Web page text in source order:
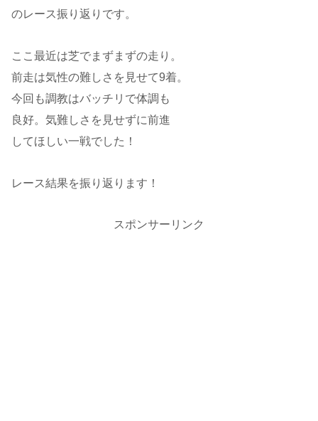
のレース振り返りです。
ここ最近は芝でまずまずの走り。
前走は気性の難しさを見せて9着。
今回も調教はバッチリで体調も
良好。気難しさを見せずに前進
してほしい一戦でした！
レース結果を振り返ります！
スポンサーリンク